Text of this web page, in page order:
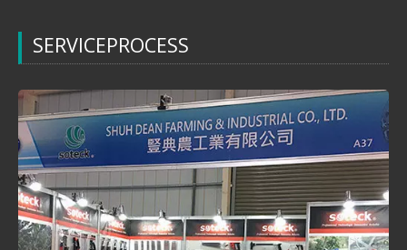
SERVICEPROCESS